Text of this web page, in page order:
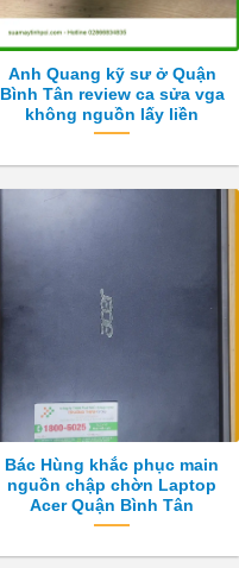
Anh Quang kỹ sư ở Quận
Bình Tân review ca sửa vga
không nguồn lấy liền
Bác Hùng khắc phục main
nguồn chập chờn Laptop
Acer Quận Bình Tân